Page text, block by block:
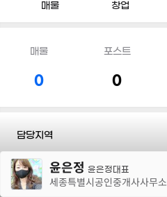
매물 창업
매물
0
포스트
0
담당지역
전화 윤은정 윤은정대표
세종특별시공인중개사사무소